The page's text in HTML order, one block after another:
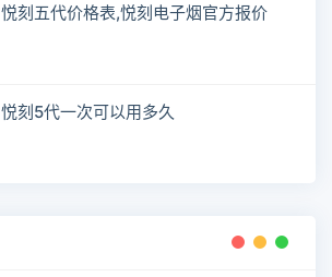
悦刻五代价格表,悦刻电子烟官方报价
悦刻5代一次可以用多久